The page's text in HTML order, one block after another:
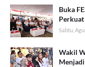
Buka
Sabtu,
Wakil